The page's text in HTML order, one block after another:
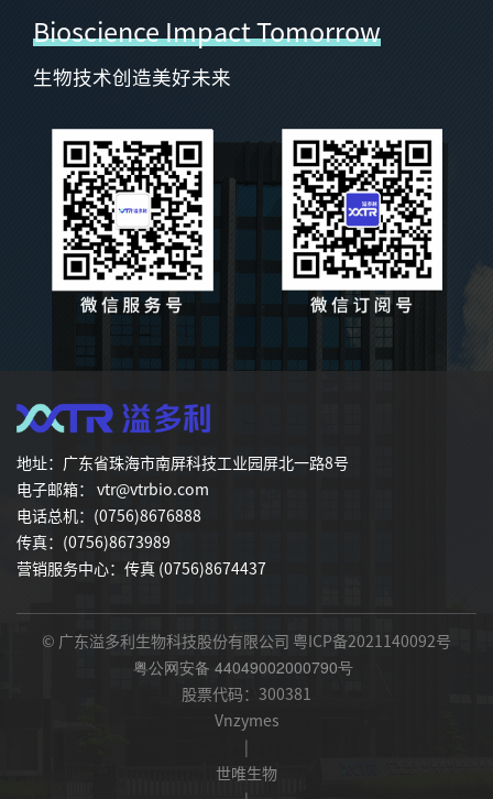
Bioscience Impact Tomorrow
生物技术创造美好未来
地址：广东省珠海市南屏科技工业园屏北一路8号
电子邮箱： vtr@vtrbio.com
电话总机：(0756)8676888
传真：(0756)8673989
营销服务中心：传真 (0756)8674437
© 广东溢多利生物科技股份有限公司 粤ICP备2021140092号
粤公网安备 44049002000790号
股票代码：300381
Vnzymes
|
世唯生物